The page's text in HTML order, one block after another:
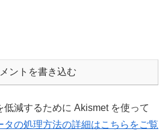
ントを書き込む
低減するために Akismet を使って
タの処理方法の詳細はこちらをご覧